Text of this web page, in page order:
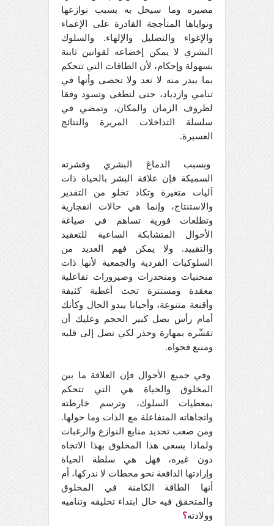
مصيره وما سيحل به بسبب نوازعها
ونواياها المتأججة القادرة على الإعماء
والإغواء والتضليل والإلهاء. والسلوك
البشري لا يمكن إخضاعه لقوانين ثابتة
بسهولة وإحكام، لأن الطاقات التي تتحكم
بما يبدر منه لا تعد ولا تحصى وأنها في
تنامي وازدياد، حتى لتطغى وتسود وفقا
لظروف الزمان والمكان، وتمضي في
سلسلة التداخلات المريرة والنتائج
العسيرة.
وبسبب الدماغ البشري وقشرته
السميكة فإن علاقة البشر بالحياة ذات
آليات متغيرة وتكاد تخلو من التقدير
والاستنتاج، وإنما هي حالات انفجارية
وتطلعات فورية تساهم في صياغة
الأحوال المتشابكة الساعية للتعقيد
والتقييد. ولا يمكن فهم العديد من
السلوكيات الفردية والجمعية لأنها ذات
منحنيات ومنحدرات وصيرورات تفاعلية
معقدة ومستترة تحت أغطية كثيفة
وأقنعة متنوعة، وأحيانا يبدو الحال وكأنك
أمام رأس بصل كبير الحجم وعليك أن
تقشّره بمهارة وحذر لكي تصل إلى قلبه
ومنبع فحواه.
وفي جميع الأحوال فإن العلاقة ما بين
المخلوق والحياة هي التي تتحكم
بمعطيات السلوك، وترسم خارطته
واتجاهاته المتفاعلة مع الذات وما حولها.
ومن صعب تحديد منابع النوازع والرغبات
ولماذا يسعى هذا المخلوق بهذا الاتجاه
دون غيره، فهل هي سلطة الحياة
وإرادتها الدافعة نحو محطات لا ندركها، أم
أنها الطاقة الكامنة في المخلوق
والمتحقق فيه حال ابتداء تخليقه وتناميه
وولادته؟